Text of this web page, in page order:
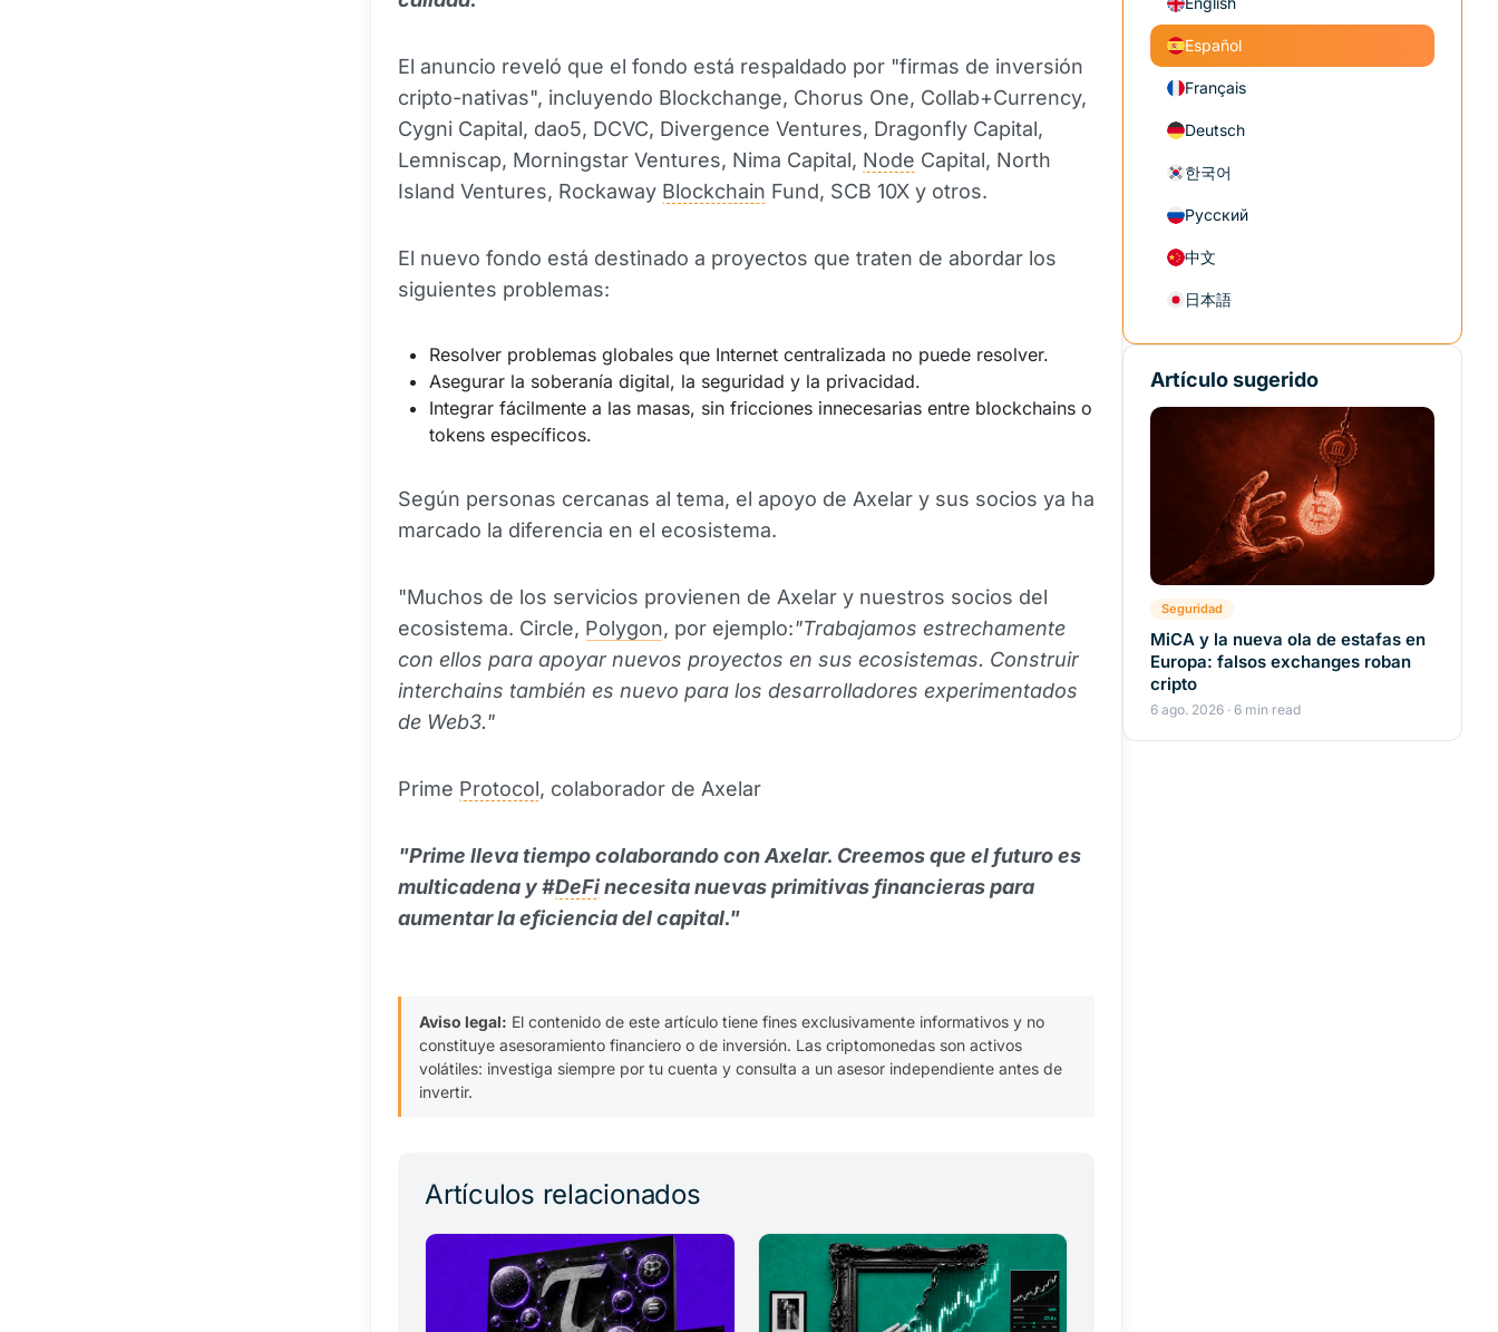
El anuncio reveló que el fondo está respaldado por "firmas de inversión
cripto-nativas", incluyendo Blockchange, Chorus One, Collab+Currency,
Cygni Capital, dao5, DCVC, Divergence Ventures, Dragonfly Capital,
Lemniscap, Morningstar Ventures, Nima Capital, Node Capital, North
Island Ventures, Rockaway Blockchain Fund, SCB 10X y otros.
El nuevo fondo está destinado a proyectos que traten de abordar los
siguientes problemas:
Resolver problemas globales que Internet centralizada no puede resolver.
Asegurar la soberanía digital, la seguridad y la privacidad.
Integrar fácilmente a las masas, sin fricciones innecesarias entre blockchains o
tokens específicos.
Según personas cercanas al tema, el apoyo de Axelar y sus socios ya ha
marcado la diferencia en el ecosistema.
"Muchos de los servicios provienen de Axelar y nuestros socios del
ecosistema. Circle, Polygon, por ejemplo:"Trabajamos estrechamente
con ellos para apoyar nuevos proyectos en sus ecosistemas. Construir
interchains también es nuevo para los desarrolladores experimentados
de Web3."
Prime Protocol, colaborador de Axelar
"Prime lleva tiempo colaborando con Axelar. Creemos que el futuro es
multicadena y #DeFinecesita nuevas primitivas financieras para
aumentar la eficiencia del capital."
Aviso legal: El contenido de este artículo tiene fines exclusivamente informativos y no
constituye asesoramiento financiero o de inversión. Las criptomonedas son activos
volátiles: investiga siempre por tu cuenta y consulta a un asesor independiente antes de
invertir.
Artículos relacionados
Español
Français
Deutsch
한국어
Русский
中文
日本語
Artículo sugerido
Seguridad
MiCA y la nueva ola de estafas en
Europa: falsos exchanges roban
cripto
6 ago. 2026 · 6 min read